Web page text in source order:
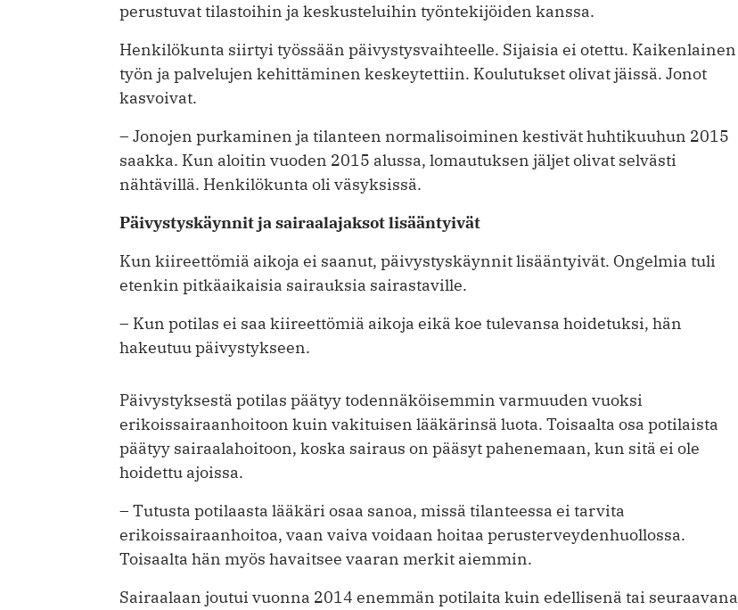
perustuvat tilastoihin ja keskusteluihin työntekijöiden kanssa.
Henkilökunta siirtyi työssään päivystysvaihteelle. Sijaisia ei otettu. Kaikenlainen
työn ja palvelujen kehittäminen keskeytettiin. Koulutukset olivat jäissä. Jonot
kasvoivat.
– Jonojen purkaminen ja tilanteen normalisoiminen kestivät huhtikuuhun 2015
saakka. Kun aloitin vuoden 2015 alussa, lomautuksen jäljet olivat selvästi
nähtävillä. Henkilökunta oli väsyksissä.
Päivystyskäynnit ja sairaalajaksot lisääntyivät
Kun kiireettömiä aikoja ei saanut, ­päivystyskäynnit lisääntyivät. Ongelmia tuli
etenkin pitkäaikaisia sairauksia sairastaville.
– Kun potilas ei saa kiireettömiä aikoja eikä koe tulevansa hoidetuksi, hän
hakeutuu päivystykseen.
Päivystyksestä potilas päätyy toden­näköisemmin varmuuden vuoksi
erikoissairaanhoitoon kuin vakituisen lääkärinsä luota. Toisaalta osa potilaista
päätyy sairaalahoitoon, koska sairaus on pääsyt pahenemaan, kun sitä ei ole
hoidettu ajoissa.
– Tutusta potilaasta lääkäri osaa sanoa, missä tilanteessa ei tarvita
erikoissairaanhoitoa, vaan vaiva voidaan hoitaa perusterveydenhuollossa.
Toisaalta hän myös havaitsee vaaran merkit aiemmin.
Sairaalaan joutui vuonna 2014 enemmän potilaita kuin edellisenä tai seuraavana